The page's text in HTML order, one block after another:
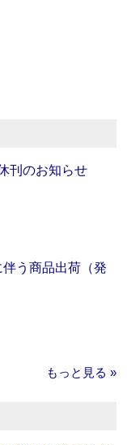
刊のお知らせ
う商品出荷（発
もっと見る »